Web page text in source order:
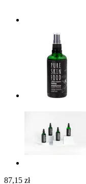
87,15 zł